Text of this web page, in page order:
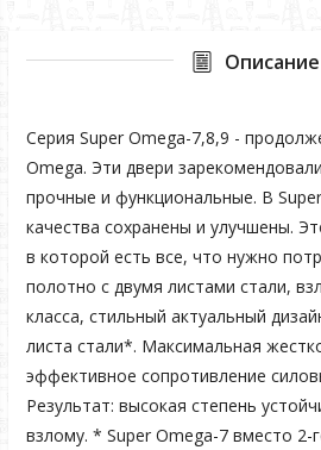
Описание
Серия Super Omega-7,8,9 -
Omega. Эти двери
прочные и функциональные. В
качества сохранены и улучшены.
в которой есть все, что нужно
полотно с двумя листами стали,
класса, стильный актуальный
листа стали*. Максимальная
эффективное сопротивление
Результат: высокая степень
взлому. * Super Omega-7 вместо 2-